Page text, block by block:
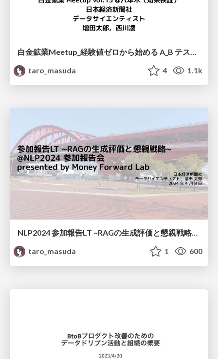
taro_masuda
4 1.1k
NLP2024 参加報告LT ~RAGの生成評価と懇親戦略~ / nlp2024_attendee_presentation_LT_masuda
taro_masuda
1 600